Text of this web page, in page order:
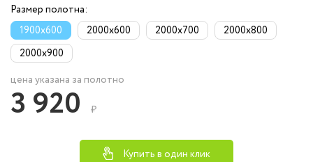
Размер полотна:
1900x600
2000x600 2000x700
2000x800
2000x900
цена указана за полотно
3 920 ₽
Купить в один клик